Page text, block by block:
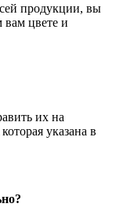
продукции, вы
вам цвете и
их на
указана в